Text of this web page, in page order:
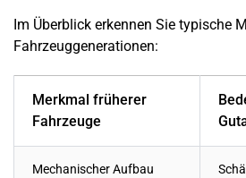
Im Überblick erkennen Sie typische
Fahrzeuggenerationen:
Merkmal früherer
Fahrzeuge
Mechanischer Aufbau